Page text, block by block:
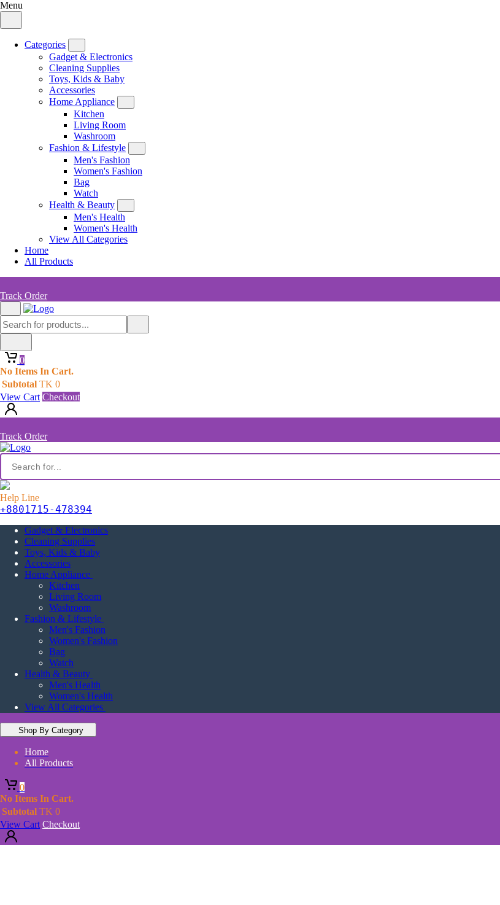
Menu
Categories
Gadget & Electronics
Cleaning Supplies
Toys, Kids & Baby
Accessories
Home Appliance
Kitchen
Living Room
Washroom
Fashion & Lifestyle
Men's Fashion
Women's Fashion
Bag
Watch
Health & Beauty
Men's Health
Women's Health
View All Categories
Home
All Products
Track Order
0
No Items In Cart.
Subtotal TK 0
View Cart Checkout
Track Order
Help Line
+8801715-478394
Gadget & Electronics
Cleaning Supplies
Toys, Kids & Baby
Accessories
Home Appliance
Kitchen
Living Room
Washroom
Fashion & Lifestyle
Men's Fashion
Women's Fashion
Bag
Watch
Health & Beauty
Men's Health
Women's Health
View All Categories
Shop By Category
Home
All Products
0
No Items In Cart.
Subtotal TK 0
View Cart Checkout